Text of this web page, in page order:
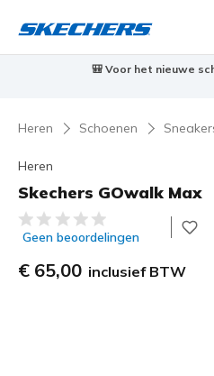
🎒 Voor het nieuwe
Heren Schoenen
Heren
Skechers GOwalk Max
3,7 van de 5
Geen beoordelingen
€ 65,00 inclusief BTW